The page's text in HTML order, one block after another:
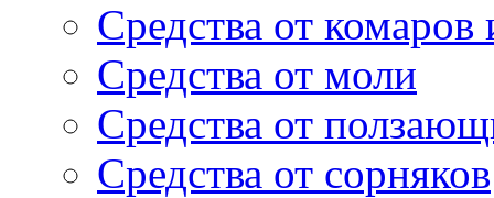
Средства от
Средства от моли
Средства от
Средства от сорняков